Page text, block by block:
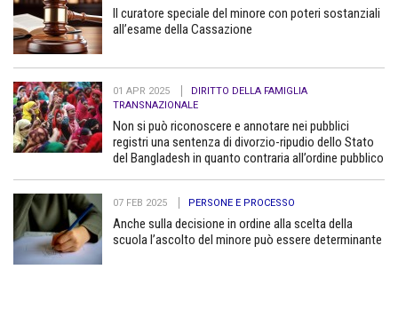
Il curatore speciale del minore con poteri sostanziali
all’esame della Cassazione
01 APR 2025
DIRITTO DELLA FAMIGLIA
TRANSNAZIONALE
Non si può riconoscere e annotare nei pubblici
registri una sentenza di divorzio-ripudio dello Stato
del Bangladesh in quanto contraria all’ordine pubblico
07 FEB 2025 PERSONE E PROCESSO
Anche sulla decisione in ordine alla scelta della
scuola l’ascolto del minore può essere determinante